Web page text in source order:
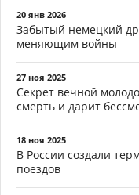
20 янв 2026
Забытый немецкий
меняющим войны
27 ноя 2025
Секрет вечной
смерть и дарит
18 ноя 2025
В России создали
поездов